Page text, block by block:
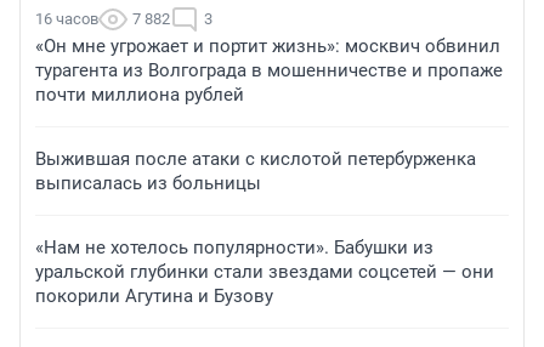
16 часов 7 882 3
«Он мне угрожает и портит жизнь»: москвич обвинил
турагента из Волгограда в мошенничестве и пропаже
почти миллиона рублей
Выжившая после атаки с кислотой петербурженка
выписалась из больницы
«Нам не хотелось популярности». Бабушки из
уральской глубинки стали звездами соцсетей — они
покорили Агутина и Бузову